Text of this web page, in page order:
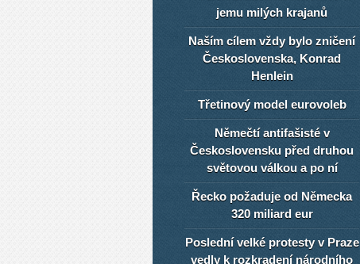
jemu milých krajanů
Naším cílem vždy bylo zničení
Československa, Konrad
Henlein
Třetinový model eurovoleb
Němečtí antifašisté v
Československu před druhou
světovou válkou a po ní
Řecko požaduje od Německa
320 miliard eur
Poslední velké protesty v Praze
vedly k rozkradení národního